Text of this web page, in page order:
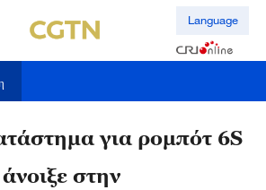
Language
για ρομπότ 6S
στην